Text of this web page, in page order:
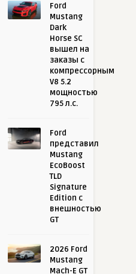
Ford
Mustang
Dark
Horse SC
вышел на
заказы с
компрессорным
V8 5.2
мощностью
795 л.с.
Ford
представил
Mustang
EcoBoost
TLD
Signature
Edition с
внешностью
GT
2026 Ford
Mustang
Mach-E GT